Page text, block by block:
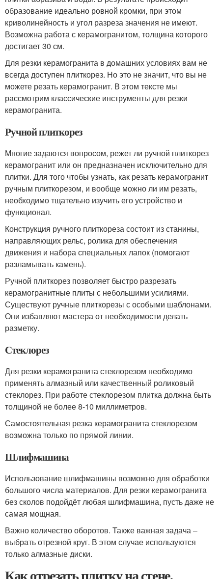
образование идеально ровной кромки, при этом
криволинейность и угол разреза значения не имеют.
Возможна работа с керамогранитом, толщина которого
достигает 30 см.
Для резки керамогранита в домашних условиях вам не
всегда доступен плиткорез. Но это не значит, что вы не
можете резать керамогранит. В этом тексте мы
рассмотрим классические инструменты для резки
керамогранита.
Ручной плиткорез
Многие задаются вопросом, режет ли ручной плиткорез
керамогранит или он предназначен исключительно для
плитки. Для того чтобы узнать, как резать керамогранит
ручным плиткорезом, и вообще можно ли им резать,
необходимо тщательно изучить его устройство и
функционал.
Конструкция ручного плиткореза состоит из станины,
направляющих рельс, ролика для обеспечения
движения и набора специальных лапок (помогают
разламывать камень).
Ручной плиткорез позволяет быстро разрезать
керамогранитные плиты с небольшими усилиями.
Существуют ручные плиткорезы с особыми шаблонами.
Они избавляют мастера от необходимости делать
разметку.
Стеклорез
Для резки керамогранита стеклорезом необходимо
применять алмазный или качественный роликовый
стеклорез. При работе стеклорезом плитка должна быть
толщиной не более 8-10 миллиметров.
Самостоятельная резка керамогранита стеклорезом
возможна только по прямой линии.
Шлифмашина
Использование шлифмашины возможно для обработки
большого числа материалов. Для резки керамогранита
без сколов подойдёт любая шлифмашина, пусть даже не
самая мощная.
Важно количество оборотов. Также важная задача –
выбрать отрезной круг. В этом случае используются
только алмазные диски.